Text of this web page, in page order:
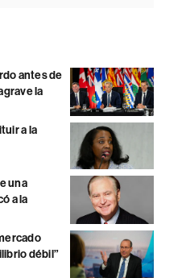
antes de
la
a la
una
a la
débil”